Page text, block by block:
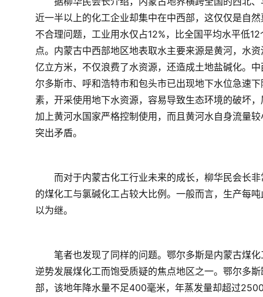
近一半以上的化工企业却集中在中西部，这仅仅是自
不合理问题，工业用水仅占12%，比全国平均水平低
点。内蒙古中西部地区地表取水主要来源是黄河，水
亿立方米，不仅浪费了水资源，还造成土地盐碱化。
尔多斯市、呼和浩特市和包头市已出现地下水位急速
素，开采使用地下水资源，容易导致生态环境的破坏
加上黄河水国家严格控制使用，而且黄河水自身流量
突出矛盾。
而对于内蒙古化工行业未来的成长，柳华民会长非
的煤化工与氯碱化工占较大比例。一般而言，生产每
以为继。
笔者也发现了同样的问题。鄂尔多斯是内蒙古煤化
逆势发展煤化工而饱受质疑的焦点地区之一。鄂尔多
部，该地年降水量不足400毫米，年蒸发量却超过